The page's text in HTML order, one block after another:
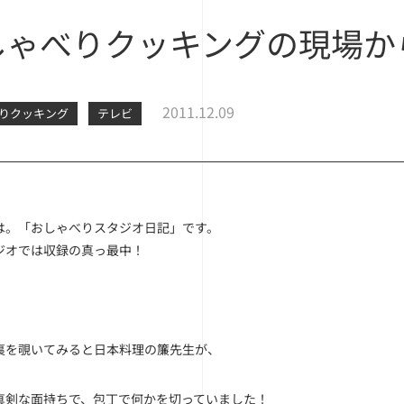
べりクッキングの現場
クッキング テレビ 2011.12.09
「おしゃべりスタジオ日記」です。
では収録の真っ最中！
覗いてみると日本料理の簾先生が、
な面持ちで、包丁で何かを切っていました！